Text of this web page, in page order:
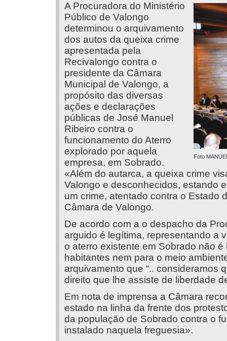
Foto
A Procuradora do Ministério
Público de Valongo
determinou o arquivamento
dos autos da queixa crime
apresentada pela
Recivalongo contra o
presidente da Câmara
Municipal de Valongo, a
propósito das diversas
ações e declarações
públicas de José Manuel
Ribeiro contra o
funcionamento do Aterro
explorado por aquela
empresa, em Sobrado.
«Além do autarca, a queixa crime
Valongo e desconhecidos, estando
um crime, atentado contra o Estado
Câmara de Valongo.
De acordo com a o despacho da
arguido é legítima, representando a
o aterro existente em Sobrado não
habitantes nem para o meio
arquivamento que “.. consideramos
direito que lhe assiste de liberdade
Em nota de imprensa a Câmara
estado na linha da frente dos
da população de Sobrado contra o
instalado naquela freguesia».